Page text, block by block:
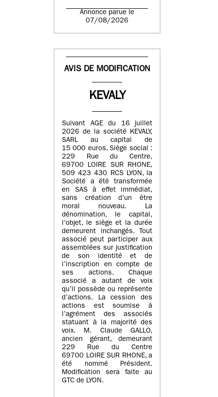
Annonce parue le
07/08/2026
AVIS DE MODIFICATION
KEVALY
Suivant AGE du 16 juillet
2026 de la société KEVALY,
SARL au capital de
15 000 euros, Siège social :
229 Rue du Centre,
69700 LOIRE SUR RHONE,
509 423 430 RCS LYON, la
Société a été transformée
en SAS à effet immédiat,
sans création d’un être
moral nouveau. La
dénomination, le capital,
l’objet, le siège et la durée
demeurent inchangés. Tout
associé peut participer aux
assemblées sur justification
de son identité et de
l’inscription en compte de
ses actions. Chaque
associé a autant de voix
qu’il possède ou représente
d’actions. La cession des
actions est soumise à
l’agrément des associés
statuant à la majorité des
voix. M. Claude GALLO,
ancien gérant, demeurant
229 Rue du Centre
69700 LOIRE SUR RHONE, a
été nommé Président.
Modification sera faite au
GTC de LYON.